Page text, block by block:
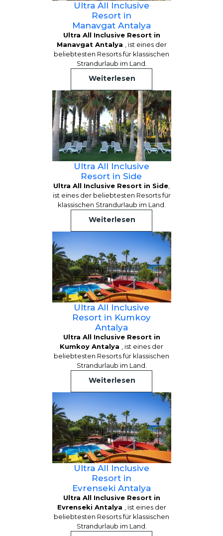
Ultra All Inclusive
Resort in
Manavgat Antalya
Ultra All Inclusive Resort in
Manavgat Antalya
, ist eines der
beliebtesten Resorts für klassischen
Strandurlaub im Land.
Weiterlesen
Ultra All Inclusive
Resort in Side
Ultra All Inclusive Resort in Side
ist eines der beliebtesten Resorts für
klassischen Strandurlaub im Land.
Weiterlesen
Ultra All Inclusive
Resort in Kumkoy
Antalya
Ultra All Inclusive Resort in
Kumkoy Antalya
, ist eines der
beliebtesten Resorts für klassischen
Strandurlaub im Land.
Weiterlesen
Ultra All Inclusive
Resort in
Evrenseki Antalya
Ultra All Inclusive Resort in
Evrenseki Antalya
, ist eines der
beliebtesten Resorts für klassischen
Strandurlaub im Land.